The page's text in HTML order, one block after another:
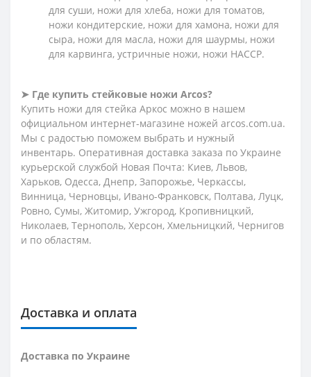
для суши, ножи для хлеба, ножи для томатов,
ножи кондитерские, ножи для хамона, ножи для
сыра, ножи для масла, ножи для шаурмы, ножи
для карвинга, устричные ножи, ножи HACCP.
➤ Где купить стейковые ножи Arcos?
Купить ножи для стейка Аркос можно в нашем
официальном интернет-магазине ножей arcos.com.ua.
Мы с радостью поможем выбрать и нужный
инвентарь. Оперативная доставка заказа по Украине
курьерской службой Новая Почта: Киев, Львов,
Харьков, Одесса, Днепр, Запорожье, Черкассы,
Винница, Черновцы, Ивано-Франковск, Полтава, Луцк,
Ровно, Сумы, Житомир, Ужгород, Кропивницкий,
Николаев, Тернополь, Херсон, Хмельницкий, Чернигов
и по областям.
Доставка и оплата
Доставка по Украине